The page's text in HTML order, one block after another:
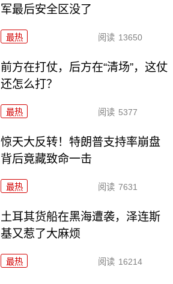
军最后安全区没了
最热 阅读 13650
前方在打仗，后方在“清场”，这仗
还怎么打？
最热 阅读 5377
惊天大反转！特朗普支持率崩盘
背后竟藏致命一击
最热 阅读 7631
土耳其货船在黑海遭袭，泽连斯
基又惹了大麻烦
最热 阅读 16214